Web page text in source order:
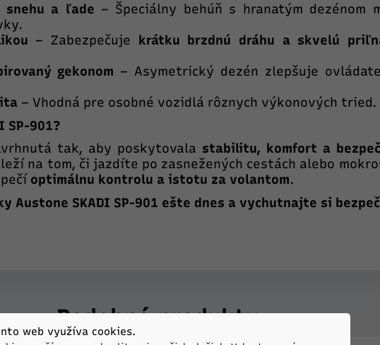
snehu a ľade – Špeciálny behúň s hranatým dezénom
– Zabezpečuje krátku brzdnú dráhu a skvelú
gekonom – Asymetrický dezén zlepšuje
– Vhodná pre osobné vozidlá rôznych výkonových tried.
SP-901?
tak, aby poskytovala stabilitu, komfort a
na tom, či jazdíte po zasnežených cestách alebo
optimálnu kontrolu a istotu za volantom.
Austone SKADI SP-901 ešte dnes a vychutnajte si
Podobné produkty
web využíva cookies.